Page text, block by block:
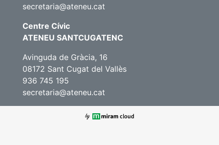
secretaria@ateneu.cat
Centre Cívic
ATENEU SANTCUGATENC
Avinguda de Gràcia, 16
08172 Sant Cugat del Vallès
936 745 195
secretaria@ateneu.cat